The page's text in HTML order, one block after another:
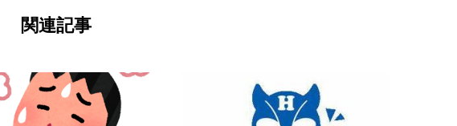
関連記事